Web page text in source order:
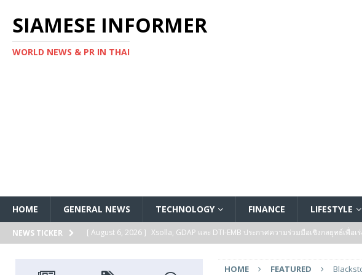
SIAMESE INFORMER
WORLD NEWS & PR IN THAI
HOME GENERAL NEWS TECHNOLOGY FINANCE LIFESTYLE
NEWS TICKER [ August 6, 2026 ] Xsolla, GDAP และ DTI-EMB ประกาศความร่วมมือเชิงกลยุทธ์เพื่อ
HOME FEATURED